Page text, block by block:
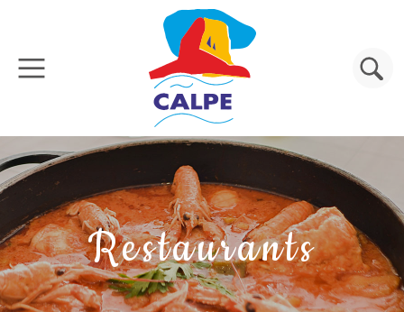
Aller au contenu principal
Rechercher
Restaurants